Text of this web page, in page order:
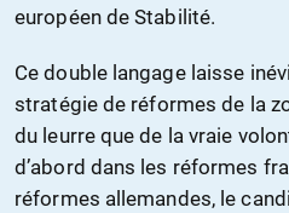
européen de Stabilité.
Ce double langage laisse
stratégie de réformes de la
du leurre que de la vraie
d’abord dans les réformes
réformes allemandes, le